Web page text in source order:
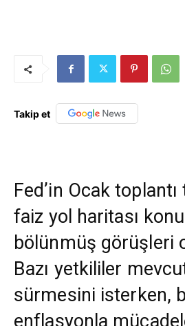
Takip et
Fed’in Ocak toplantı
faiz yol haritası
bölünmüş görüşleri
Bazı yetkililer
sürmesini isterken,
enflasyonla